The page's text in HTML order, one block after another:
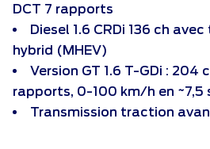
DCT 7 rapports
Diesel 1.6 CRDi 136 ch
hybrid (MHEV)
Version GT 1.6 T-GDi : 204
rapports, 0-100 km/h en ~7,5
Transmission traction